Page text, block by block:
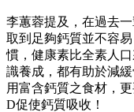
李蕙蓉提及，在過去
取到足夠鈣質並不容
慣，健康素比全素人
識養成，都有助於減
用富含鈣質之食材，
D促使鈣質吸收！